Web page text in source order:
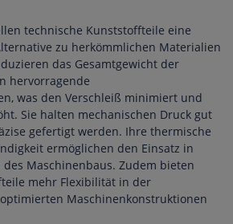
technische Kunststoffteile eine
zu herkömmlichen Materialien
das Gesamtgewicht der
hervorragende
was den Verschleiß minimiert und
Sie halten mechanischen Druck gut
gefertigt werden. Ihre thermische
ermöglichen den Einsatz in
Maschinenbaus. Zudem bieten
mehr Flexibilität in der
Maschinenkonstruktionen